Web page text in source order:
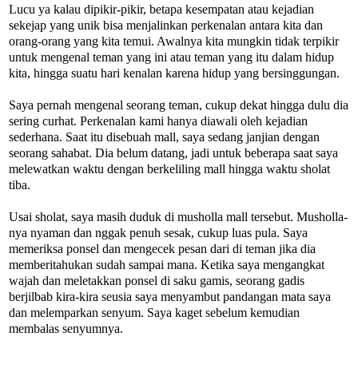
Lucu ya kalau dipikir-pikir, betapa kesempatan atau kejadian
sekejap yang unik bisa menjalinkan perkenalan antara kita dan
orang-orang yang kita temui. Awalnya kita mungkin tidak terpikir
untuk mengenal teman yang ini atau teman yang itu dalam hidup
kita, hingga suatu hari kenalan karena hidup yang bersinggungan.
Saya pernah mengenal seorang teman, cukup dekat hingga dulu dia
sering curhat. Perkenalan kami hanya diawali oleh kejadian
sederhana. Saat itu disebuah mall, saya sedang janjian dengan
seorang sahabat. Dia belum datang, jadi untuk beberapa saat saya
melewatkan waktu dengan berkeliling mall hingga waktu sholat
tiba.
Usai sholat, saya masih duduk di musholla mall tersebut. Musholla-
nya nyaman dan nggak penuh sesak, cukup luas pula. Saya
memeriksa ponsel dan mengecek pesan dari di teman jika dia
memberitahukan sudah sampai mana. Ketika saya mengangkat
wajah dan meletakkan ponsel di saku gamis, seorang gadis
berjilbab kira-kira seusia saya menyambut pandangan mata saya
dan melemparkan senyum. Saya kaget sebelum kemudian
membalas senyumnya.